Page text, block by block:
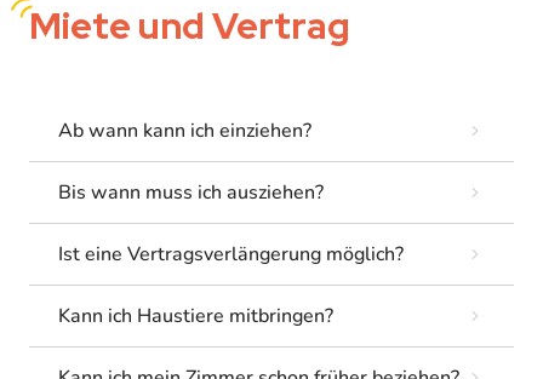
Miete und Vertrag
Ab wann kann ich einziehen?
Bis wann muss ich ausziehen?
Ist eine Vertragsverlängerung möglich?
Kann ich Haustiere mitbringen?